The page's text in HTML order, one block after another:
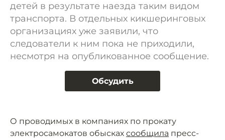
детей в результате наезда таким видом
транспорта. В отдельных кикшеринговых
организациях уже заявили, что
следователи к ним пока не приходили,
несмотря на опубликованное сообщение.
Обсудить
О проводимых в компаниях по прокату
электросамокатов обысках сообщила пресс-